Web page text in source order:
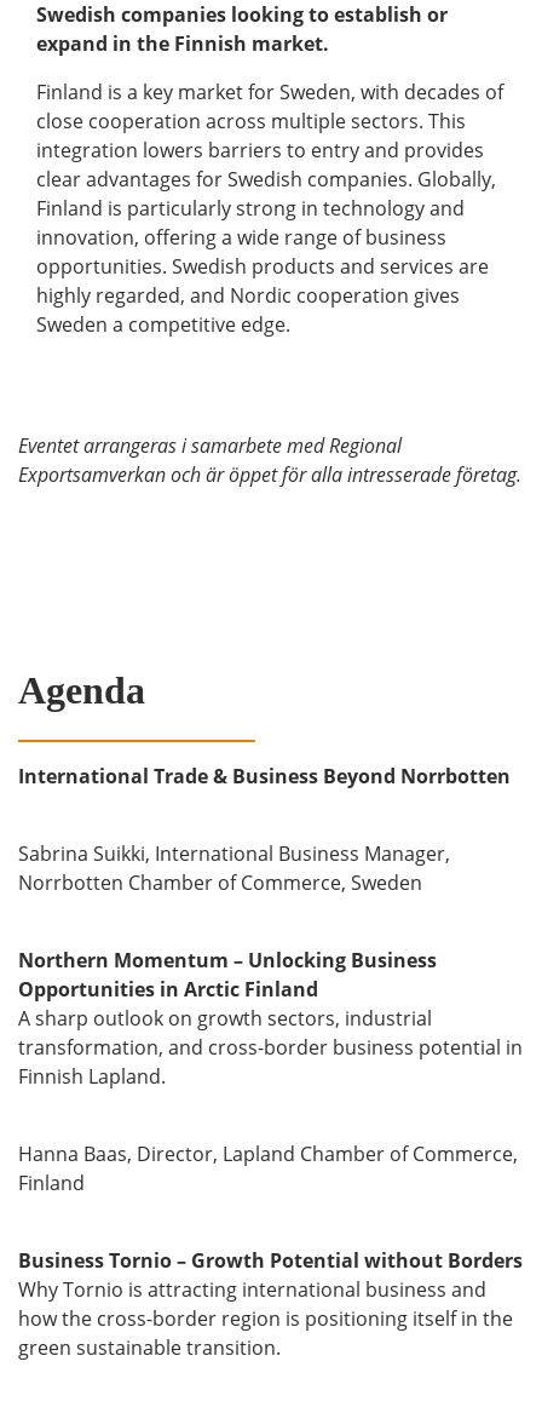
Swedish companies looking to establish or
expand in the Finnish market.
Finland is a key market for Sweden, with decades of
close cooperation across multiple sectors. This
integration lowers barriers to entry and provides
clear advantages for Swedish companies. Globally,
Finland is particularly strong in technology and
innovation, offering a wide range of business
opportunities. Swedish products and services are
highly regarded, and Nordic cooperation gives
Sweden a competitive edge.
Eventet arrangeras i samarbete med Regional
Exportsamverkan och är öppet för alla intresserade företag.
Agenda
International Trade & Business Beyond Norrbotten
Sabrina Suikki, International Business Manager,
Norrbotten Chamber of Commerce, Sweden
Northern Momentum – Unlocking Business
Opportunities in Arctic Finland
A sharp outlook on growth sectors, industrial
transformation, and cross-border business potential in
Finnish Lapland.
Hanna Baas, Director, Lapland Chamber of Commerce,
Finland
Business Tornio – Growth Potential without Borders
Why Tornio is attracting international business and
how the cross-border region is positioning itself in the
green sustainable transition.